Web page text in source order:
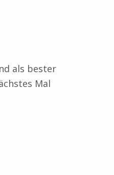
als bester
Mal